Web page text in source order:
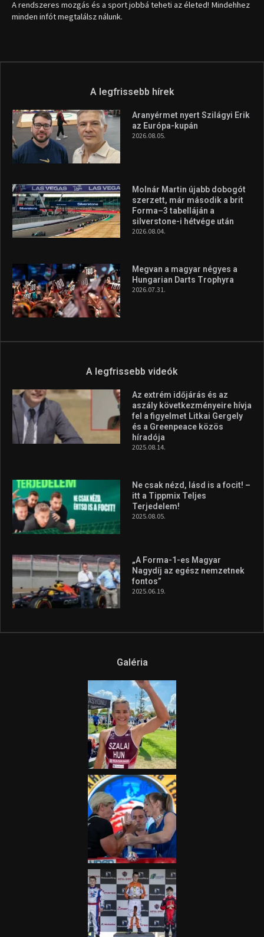
A rendszeres mozgás és a sport jobbá teheti az életed! Mindehhez
minden infót megtalálsz nálunk.
A legfrissebb hírek
Aranyérmet nyert Szilágyi Erik
az Európa-kupán
2026.08.05.
Molnár Martin újabb dobogót
szerzett, már második a brit
Forma–3 tabelláján a
silverstone-i hétvége után
2026.08.04.
Megvan a magyar négyes a
Hungarian Darts Trophyra
2026.07.31.
A legfrissebb videók
Az extrém időjárás és az
aszály következményeire hívja
fel a figyelmet Litkai Gergely
és a Greenpeace közös
híradója
2025.08.14.
Ne csak nézd, lásd is a focit! –
itt a Tippmix Teljes
Terjedelem!
2025.08.05.
„A Forma-1-es Magyar
Nagydíj az egész nemzetnek
fontos”
2025.06.19.
Galéria